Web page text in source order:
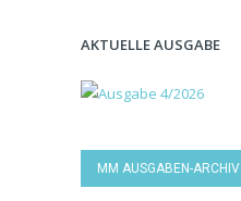
AKTUELLE AUSGABE
MM AUSGABEN-ARCHIV